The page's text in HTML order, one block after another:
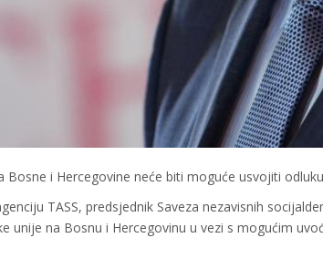
i Hercegovine neće biti moguće usvojiti odluku
TASS, predsjednik Saveza nezavisnih
unije na Bosnu i Hercegovinu u vezi s mogućim